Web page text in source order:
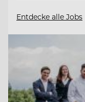
Entdecke alle Jobs